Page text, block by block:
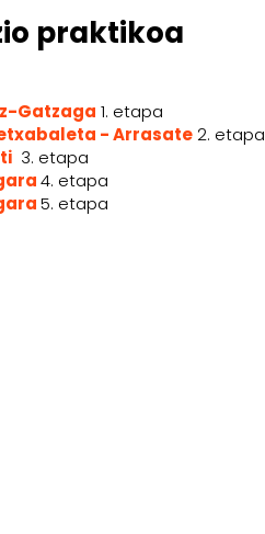
praktikoa
Gatzaga 1. etapa
- Arrasate2. etapa
3. etapa
4. etapa
5. etapa